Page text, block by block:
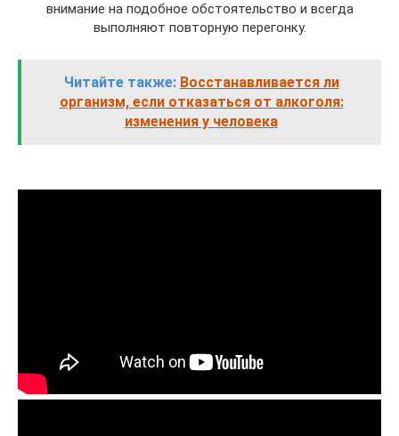
внимание на подобное обстоятельство и всегда
выполняют повторную перегонку.
Читайте также: Восстанавливается ли
организм, если отказаться от алкоголя:
изменения у человека